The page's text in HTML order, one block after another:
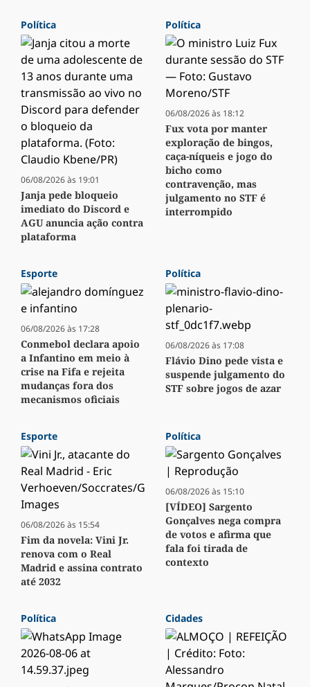
Política
06/08/2026 às 19:01
Janja pede bloqueio
imediato do Discord e
AGU anuncia ação contra
plataforma
Política
06/08/2026 às 18:12
Fux vota por manter
exploração de bingos,
caça-níqueis e jogo do
bicho como
contravenção, mas
julgamento no STF é
interrompido
Esporte
06/08/2026 às 17:28
Conmebol declara apoio
a Infantino em meio à
crise na Fifa e rejeita
mudanças fora dos
mecanismos oficiais
Política
06/08/2026 às 17:08
Flávio Dino pede vista e
suspende julgamento do
STF sobre jogos de azar
Esporte
06/08/2026 às 15:54
Fim da novela: Vini Jr.
renova com o Real
Madrid e assina contrato
até 2032
Política
06/08/2026 às 15:10
[VÍDEO] Sargento
Gonçalves nega compra
de votos e afirma que
fala foi tirada de
contexto
Política Cidades